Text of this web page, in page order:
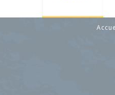
Toutes les
Les petites